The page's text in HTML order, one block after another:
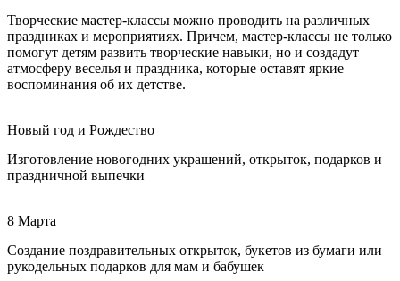
Творческие мастер-классы можно проводить на различных
праздниках и мероприятиях. Причем, мастер-классы не только
помогут детям развить творческие навыки, но и создадут
атмосферу веселья и праздника, которые оставят яркие
воспоминания об их детстве.
Новый год и Рождество
Изготовление новогодних украшений, открыток, подарков и
праздничной выпечки
8 Марта
Создание поздравительных открыток, букетов из бумаги или
рукодельных подарков для мам и бабушек